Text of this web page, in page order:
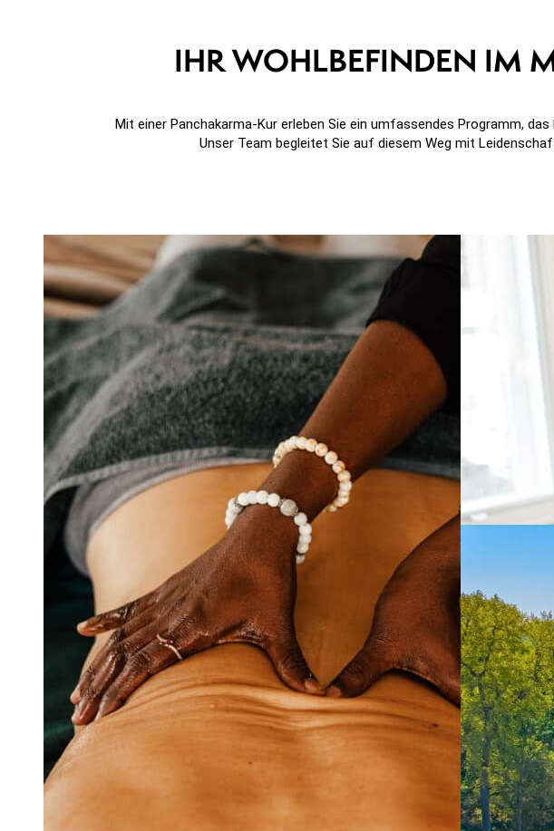
IHR WOHLBEFINDEN IM
Mit einer Panchakarma-Kur erleben Sie ein umfassendes Programm,
Unser Team begleitet Sie auf diesem Weg mit